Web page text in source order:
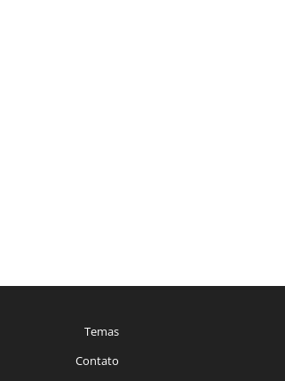
Temas
Contato